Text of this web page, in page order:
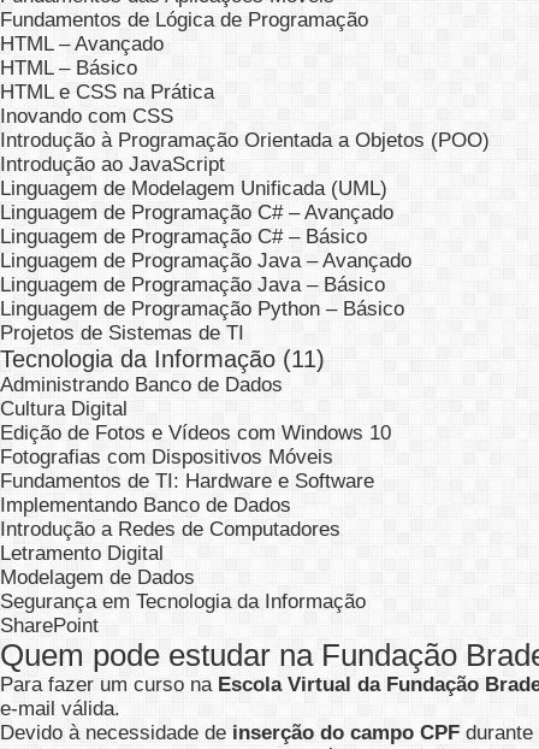
Fundamentos de Lógica de Programação
HTML – Avançado
HTML – Básico
HTML e CSS na Prática
Inovando com CSS
Introdução à Programação Orientada a Objetos (POO)
Introdução ao JavaScript
Linguagem de Modelagem Unificada (UML)
Linguagem de Programação C# – Avançado
Linguagem de Programação C# – Básico
Linguagem de Programação Java – Avançado
Linguagem de Programação Java – Básico
Linguagem de Programação Python – Básico
Projetos de Sistemas de TI
Tecnologia da Informação (11)
Administrando Banco de Dados
Cultura Digital
Edição de Fotos e Vídeos com Windows 10
Fotografias com Dispositivos Móveis
Fundamentos de TI: Hardware e Software
Implementando Banco de Dados
Introdução a Redes de Computadores
Letramento Digital
Modelagem de Dados
Segurança em Tecnologia da Informação
SharePoint
Quem pode estudar na Fundação
Para fazer um curso na Escola Virtual da Fundação
e-mail válida.
Devido à necessidade de inserção do campo CPF